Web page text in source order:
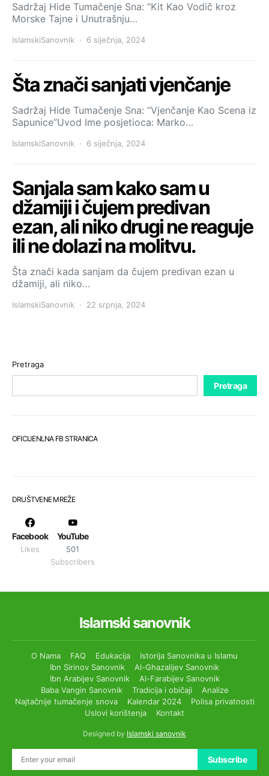
Sadržaj Hide Tumačenje Sna: “Kit Kao Vodič kroz
Morske Tajne i Unutrašnju…
IslamskiSanovnik 6 siječnja, 2024
Šta znači sanjati vjenčanje
Sadržaj Hide Tumačenje Sna: “Vjenčanje Kao Scena iz
Sapunice”Uvod Ime posjetioca: Marko…
IslamskiSanovnik 6 siječnja, 2024
Sanjala sam kako sam u
džamiji i čujem predivan
ezan, ali niko drugi ne reaguje
ili ne dolazi na molitvu.
Šta znači kada sanjam da čujem predivan ezan u
džamiji, ali niko…
IslamskiSanovnik 22 srpnja, 2024
Pretraga
Pretraga
OFICIJENLNA FB STRANICA
DRUŠTVENE MREŽE
Facebook
Likes
YouTube
501
Subscribers
Subscribe
Islamski sanovnik
O Nama FAQ Edukacija
Istorija Sanovnika u Islamu
Ibn Sirinov Sanovnik
Al-Ghazalijev Sanovnik
Ibn Arabijev Sanovnik
Al-Farabijev Sanovnik
Baba Vangin Sanovnik
Tradicija i običaji
Analize
Najtačnije tumačenje snova
Kalendar 2024
Polisa privatnosti
Uslovi korištenja
Kontakt
Designed by Islamski sanovnik